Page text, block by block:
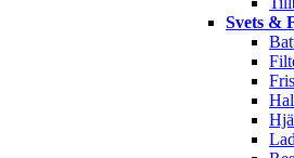
Svets &